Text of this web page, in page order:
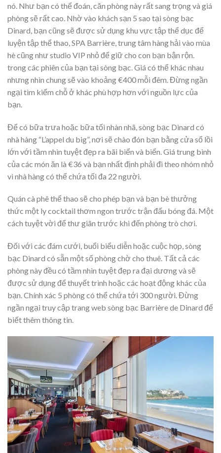
nó. Như bạn có thể đoán, căn phòng này rất sang trọng và giá
phòng sẽ rất cao. Nhờ vào khách sạn 5 sao tại sòng bạc
Dinard, bạn cũng sẽ được sử dụng khu vực tập thể dục để
luyện tập thể thao, SPA Barrière, trung tâm hàng hải vào mùa
hè cũng như studio VIP nhỏ để giữ cho con bạn bận rộn.
trong các phiên của bạn tại sòng bạc. Giá có thể khác nhau
nhưng nhìn chung sẽ vào khoảng €400 mỗi đêm. Đừng ngần
ngại tìm kiếm chỗ ở khác phù hợp hơn với nguồn lực của
bạn.
Để có bữa trưa hoặc bữa tối nhàn nhã, sòng bạc Dinard có
nhà hàng “L’appel du big”, nơi sẽ chào đón bạn bằng cửa sổ lồi
lớn với tầm nhìn tuyệt đẹp ra bãi biển và biển. Giá trung bình
của các món ăn là €36 và bạn nhất định phải đi theo nhóm nhỏ
vì nhà hàng có thể chứa tối đa 22 người.
Quán cà phê thể thao sẽ cho phép bạn và bạn bè thưởng
thức một ly cocktail thơm ngon trước trận đấu bóng đá. Một
cách tuyệt vời để thư giãn trước khi đến phòng trò chơi.
Đối với các đám cưới, buổi biểu diễn hoặc cuộc họp, sòng
bạc Dinard có sẵn một số phòng chờ cho thuê. Tất cả các
phòng này đều có tầm nhìn tuyệt đẹp ra đại dương và sẽ
được sử dụng để thuyết trình hoặc các hoạt động khác của
bạn. Chính xác 5 phòng có thể chứa tới 300 người. Đừng
ngần ngại truy cập trang web sòng bạc Barrière de Dinard để
biết thêm thông tin.